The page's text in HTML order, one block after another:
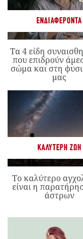
ΕΝΔΙΑΦΈΡΟΝΤΑ
Τα 4 είδη
που επιδρούν
σώμα και στη
μας
ΚΑΛΎΤΕΡΗ ΖΩΉ
Το καλύτερο
είναι η
άστρων